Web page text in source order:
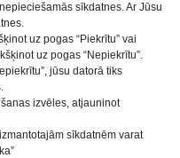
sīkdatnes. Ar Jūsu
uz pogas “Piekrītu” vai
uz pogas “Nepiekrītu”.
jūsu datorā tiks
izvēles, atjauninot
sīkdatnēm varat
Jauniešu